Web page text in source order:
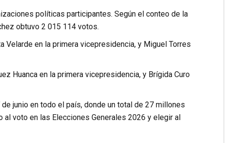
políticas participantes. Según el conteo de la
obtuvo 2 015 114 votos.
Velarde en la primera vicepresidencia, y Miguel Torres
Huanca en la primera vicepresidencia, y Brígida Curo
junio en todo el país, donde un total de 27 millones
al voto en las Elecciones Generales 2026 y elegir al